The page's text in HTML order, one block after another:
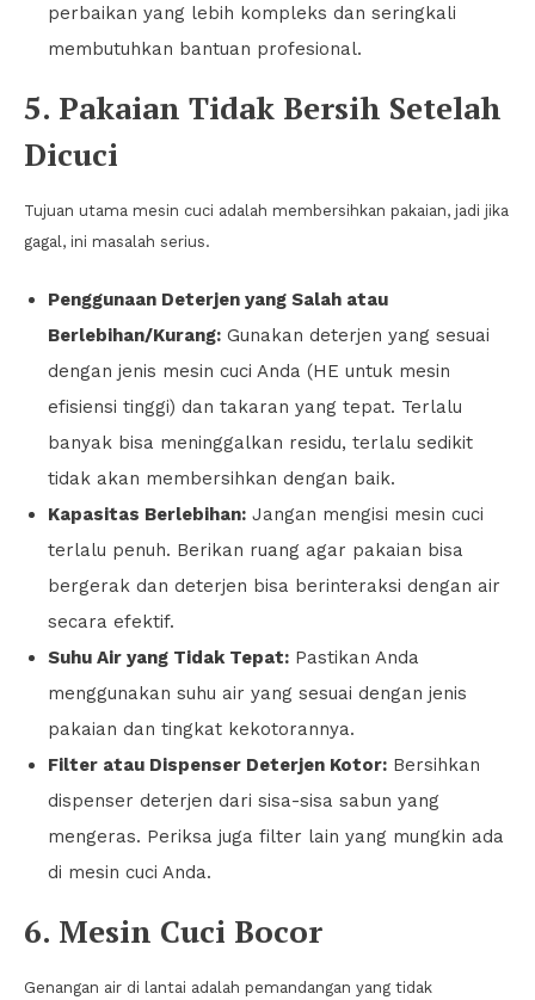
perbaikan yang lebih kompleks dan seringkali
membutuhkan bantuan profesional.
5. Pakaian Tidak Bersih Setelah
Dicuci
Tujuan utama mesin cuci adalah membersihkan pakaian, jadi jika
gagal, ini masalah serius.
Penggunaan Deterjen yang Salah atau
Berlebihan/Kurang: Gunakan deterjen yang sesuai
dengan jenis mesin cuci Anda (HE untuk mesin
efisiensi tinggi) dan takaran yang tepat. Terlalu
banyak bisa meninggalkan residu, terlalu sedikit
tidak akan membersihkan dengan baik.
Kapasitas Berlebihan: Jangan mengisi mesin cuci
terlalu penuh. Berikan ruang agar pakaian bisa
bergerak dan deterjen bisa berinteraksi dengan air
secara efektif.
Suhu Air yang Tidak Tepat: Pastikan Anda
menggunakan suhu air yang sesuai dengan jenis
pakaian dan tingkat kekotorannya.
Filter atau Dispenser Deterjen Kotor: Bersihkan
dispenser deterjen dari sisa-sisa sabun yang
mengeras. Periksa juga filter lain yang mungkin ada
di mesin cuci Anda.
6. Mesin Cuci Bocor
Genangan air di lantai adalah pemandangan yang tidak